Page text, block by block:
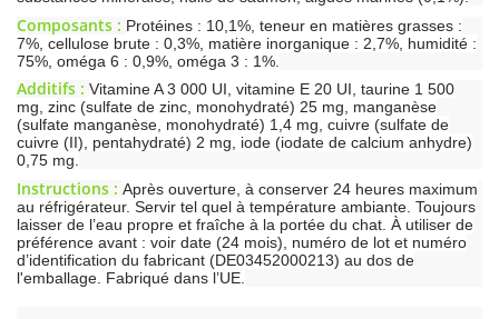
Composants : Protéines : 10,1%, teneur en matières grasses :
7%, cellulose brute : 0,3%, matière inorganique : 2,7%, humidité :
75%, oméga 6 : 0,9%, oméga 3 : 1%.
Additifs : Vitamine A 3 000 UI, vitamine E 20 UI, taurine 1 500
mg, zinc (sulfate de zinc, monohydraté) 25 mg, manganèse
(sulfate manganèse, monohydraté) 1,4 mg, cuivre (sulfate de
cuivre (II), pentahydraté) 2 mg, iode (iodate de calcium anhydre)
0,75 mg.
Instructions : Après ouverture, à conserver 24 heures maximum
au réfrigérateur. Servir tel quel à température ambiante. Toujours
laisser de l’eau propre et fraîche à la portée du chat. À utiliser de
préférence avant : voir date (24 mois), numéro de lot et numéro
d’identification du fabricant (DE03452000213) au dos de
l'emballage. Fabriqué dans l’UE.